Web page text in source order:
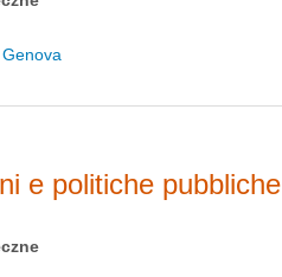
e politiche pubbliche